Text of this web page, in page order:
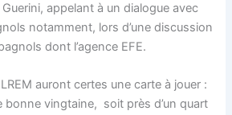
appelant à un dialogue avec
notamment, lors d’une discussion
dont l’agence EFE.
auront certes une carte à jouer :
bonne vingtaine, soit près d’un quart